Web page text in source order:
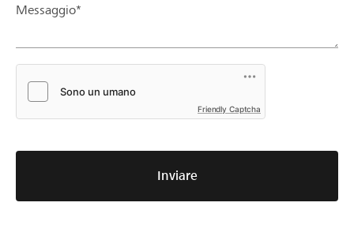
Messaggio*
Friendly Captcha
Inviare